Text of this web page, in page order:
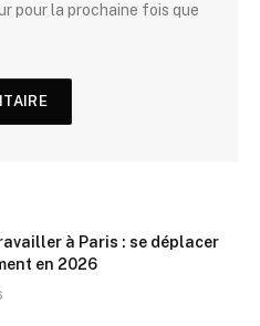
pour la prochaine fois que
à Paris : se déplacer
en 2026